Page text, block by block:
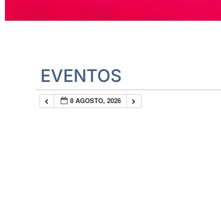
EVENTOS
8 AGOSTO, 2026